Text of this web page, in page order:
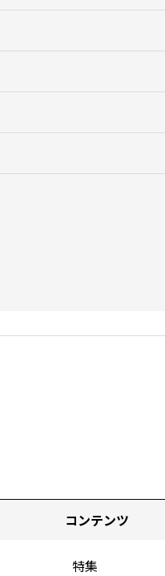
コンテンツ
特集